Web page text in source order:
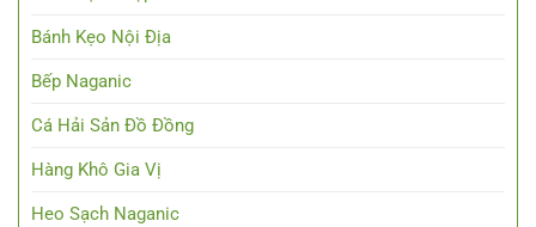
Bánh Kẹo Nội Địa
Bếp Naganic
Cá Hải Sản Đồ Đồng
Hàng Khô Gia Vị
Heo Sạch Naganic